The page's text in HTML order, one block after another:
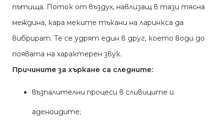
пътища. Поток от въздух, навлизащ в тази тясна
междина, кара меките тъкани на ларинкса да
вибрират. Те се удрят един в друг, което води до
появата на характерен звук.
Причините за хъркане са следните:
възпалителни процеси в сливиците и
аденоидите;